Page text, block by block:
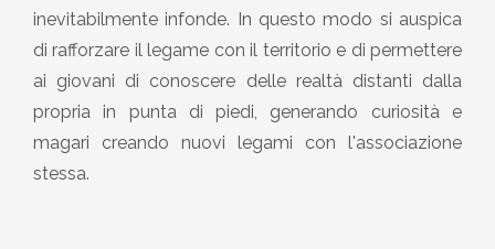
inevitabilmente infonde. In questo modo si auspica
di rafforzare il legame con il territorio e di permettere
ai giovani di conoscere delle realtà distanti dalla
propria in punta di piedi, generando curiosità e
magari creando nuovi legami con l'associazione
stessa.